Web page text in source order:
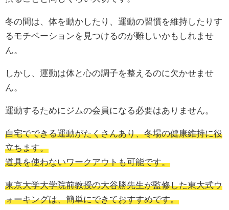
冬の間は、体を動かしたり、運動の習慣を維持したりす
るモチベーションを見つけるのが難しいかもしれませ
ん。
しかし、運動は体と心の調子を整えるのに欠かせませ
ん。
運動するためにジムの会員になる必要はありません。
自宅でできる運動がたくさんあり、冬場の健康維持に役
立ちます。
道具を使わないワークアウトも可能です。
東京大学大学院前教授の大谷勝先生が監修した東大式ウ
ォーキングは、簡単にできておすすめです。